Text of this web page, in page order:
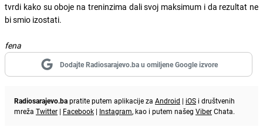
tvrdi kako su oboje na treninzima dali svoj maksimum i da rezultat ne
bi smio izostati.
fena
Dodajte Radiosarajevo.ba u omiljene Google izvore
Radiosarajevo.bapratite putem aplikacije za Android | iOS i društvenih
mreža Twitter | Facebook | Instagram, kao i putem našeg ViberChata.